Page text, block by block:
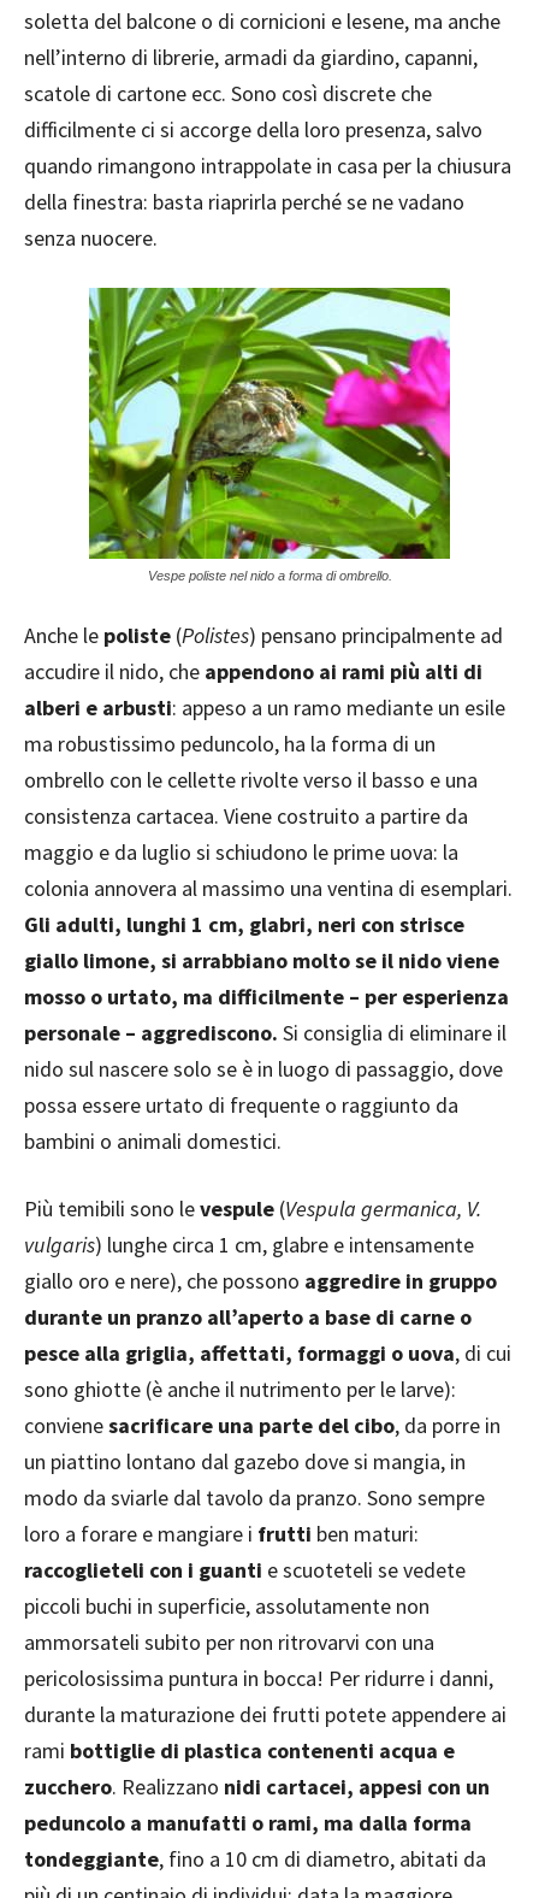
soletta del balcone o di cornicioni e lesene, ma anche
nell’interno di librerie, armadi da giardino, capanni,
scatole di cartone ecc. Sono così discrete che
difficilmente ci si accorge della loro presenza, salvo
quando rimangono intrappolate in casa per la chiusura
della finestra: basta riaprirla perché se ne vadano
senza nuocere.
Vespe poliste nel nido a forma di ombrello.
Anche le poliste (Polistes) pensano principalmente ad
accudire il nido, che appendono ai rami più alti di
alberi e arbusti: appeso a un ramo mediante un esile
ma robustissimo peduncolo, ha la forma di un
ombrello con le cellette rivolte verso il basso e una
consistenza cartacea. Viene costruito a partire da
maggio e da luglio si schiudono le prime uova: la
colonia annovera al massimo una ventina di esemplari.
Gli adulti, lunghi 1 cm, glabri, neri con strisce
giallo limone, si arrabbiano molto se il nido viene
mosso o urtato, ma difficilmente – per esperienza
personale – aggrediscono. Si consiglia di eliminare il
nido sul nascere solo se è in luogo di passaggio, dove
possa essere urtato di frequente o raggiunto da
bambini o animali domestici.
Più temibili sono levespule (Vespula germanica, V.
vulgaris) lunghe circa 1 cm, glabre e intensamente
giallo oro e nere), che possono aggredire in gruppo
durante un pranzo all’aperto a base di carne o
pesce alla griglia, affettati, formaggi o uova, di cui
sono ghiotte (è anche il nutrimento per le larve):
convienesacrificare una parte del cibo, da porre in
un piattino lontano dal gazebo dove si mangia, in
modo da sviarle dal tavolo da pranzo. Sono sempre
loro a forare e mangiare i frutti ben maturi:
raccoglieteli con i guanti e scuoteteli se vedete
piccoli buchi in superficie, assolutamente non
ammorsateli subito per non ritrovarvi con una
pericolosissima puntura in bocca! Per ridurre i danni,
durante la maturazione dei frutti potete appendere ai
rami bottiglie di plastica contenenti acqua e
zucchero. Realizzano nidi cartacei, appesi con un
peduncolo a manufatti o rami, ma dalla forma
tondeggiante, fino a 10 cm di diametro, abitati da